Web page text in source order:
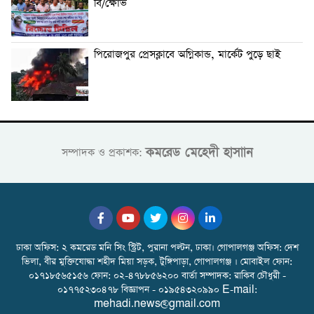
বি/ক্ষোভ
পিরোজপুর প্রেসক্লাবে অগ্নিকান্ড, মার্কেট পুড়ে ছাই
সম্পাদক ও প্রকাশক:কমরেড মেহেদী হাসাান
ঢাকা অফিস: ২ কমরেড মনি সিং স্ট্রিট, পুরানা পল্টন, ঢাকা। গোপালগঞ্জ অফিস: দেশ
ভিলা, বীর মুক্তিযোদ্ধা শহীদ মিয়া সড়ক, টুঙ্গিপাড়া, গোপালগঞ্জ । মোবাইল ফোন:
০১৭১৮৫৬৫১৫৬ ফোন: ০২-৪৭৮৮৫৬২০০ বার্তা সম্পাদক: রাকিব চৌধুরী -
০১৭৭৫২৩০৪৭৮ বিজ্ঞাপন - ০১৯৫৪৩২০৯৯০ E-mail:
mehadi.news@gmail.com